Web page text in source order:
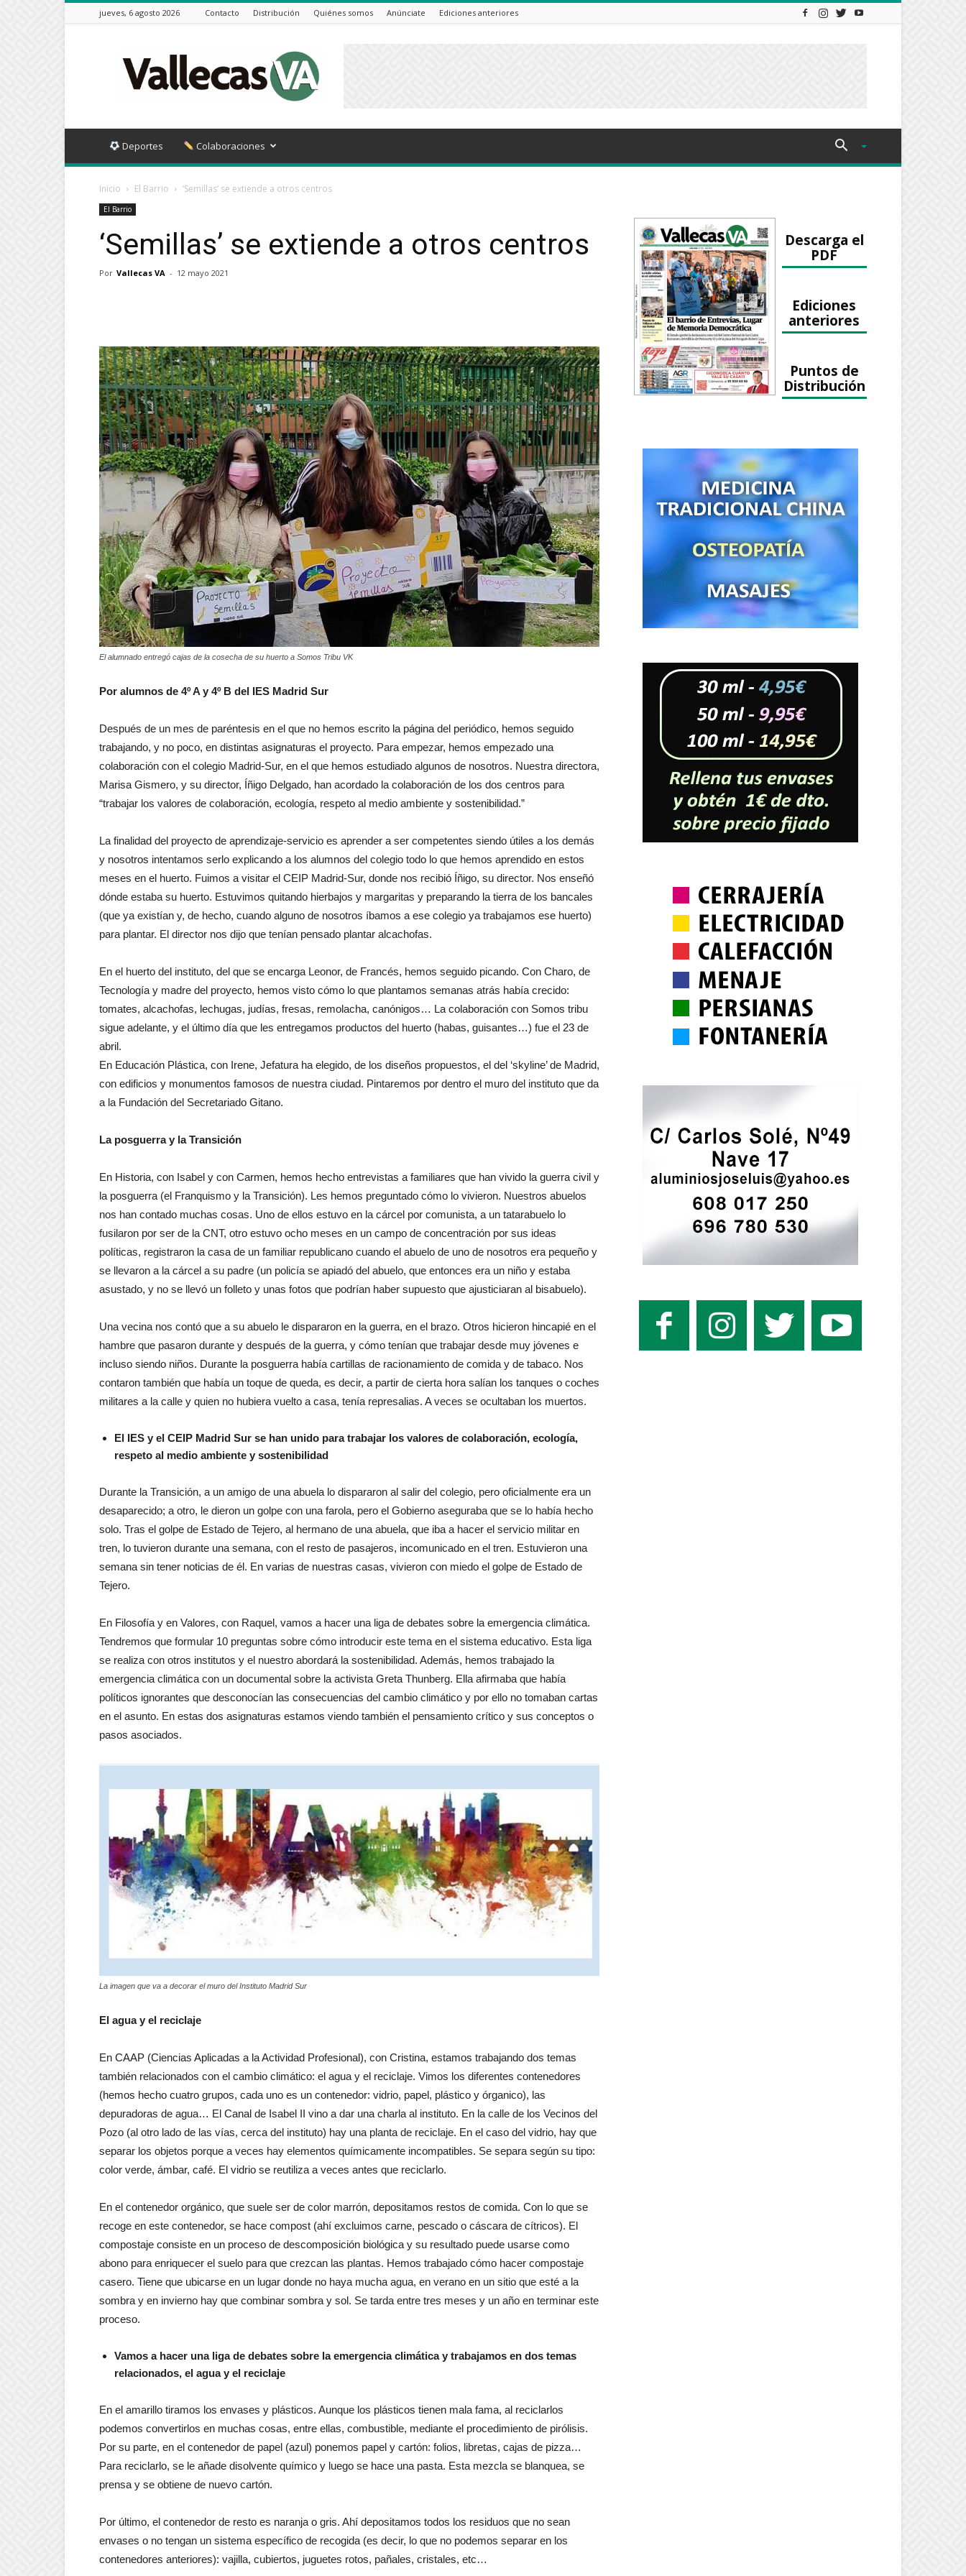
jueves, 6 agosto 2026 Contacto Distribución Quiénes somos Anúnciate Ediciones anteriores
VA
Deportes Colaboraciones
Inicio El Barrio ‘Semillas’ se extiende a otros centros
El Barrio
‘Semillas’ se extiende a otros centros
Por Vallecas VA - 12 mayo 2021
El alumnado entregó cajas de la cosecha de su huerto a Somos Tribu VK
Por alumnos de 4º A y 4º B del IES Madrid Sur
Después de un mes de paréntesis en el que no hemos escrito la página del periódico, hemos seguido
trabajando, y no poco, en distintas asignaturas el proyecto. Para empezar, hemos empezado una
colaboración con el colegio Madrid-Sur, en el que hemos estudiado algunos de nosotros. Nuestra directora,
Marisa Gismero, y su director, Íñigo Delgado, han acordado la colaboración de los dos centros para
“trabajar los valores de colaboración, ecología, respeto al medio ambiente y sostenibilidad.”
La finalidad del proyecto de aprendizaje-servicio es aprender a ser competentes siendo útiles a los demás
y nosotros intentamos serlo explicando a los alumnos del colegio todo lo que hemos aprendido en estos
meses en el huerto. Fuimos a visitar el CEIP Madrid-Sur, donde nos recibió Íñigo, su director. Nos enseñó
dónde estaba su huerto. Estuvimos quitando hierbajos y margaritas y preparando la tierra de los bancales
(que ya existían y, de hecho, cuando alguno de nosotros íbamos a ese colegio ya trabajamos ese huerto)
para plantar. El director nos dijo que tenían pensado plantar alcachofas.
En el huerto del instituto, del que se encarga Leonor, de Francés, hemos seguido picando. Con Charo, de
Tecnología y madre del proyecto, hemos visto cómo lo que plantamos semanas atrás había crecido:
tomates, alcachofas, lechugas, judías, fresas, remolacha, canónigos… La colaboración con Somos tribu
sigue adelante, y el último día que les entregamos productos del huerto (habas, guisantes…) fue el 23 de
abril.
En Educación Plástica, con Irene, Jefatura ha elegido, de los diseños propuestos, el del ‘skyline’ de Madrid,
con edificios y monumentos famosos de nuestra ciudad. Pintaremos por dentro el muro del instituto que da
a la Fundación del Secretariado Gitano.
La posguerra y la Transición
En Historia, con Isabel y con Carmen, hemos hecho entrevistas a familiares que han vivido la guerra civil y
la posguerra (el Franquismo y la Transición). Les hemos preguntado cómo lo vivieron. Nuestros abuelos
nos han contado muchas cosas. Uno de ellos estuvo en la cárcel por comunista, a un tatarabuelo lo
fusilaron por ser de la CNT, otro estuvo ocho meses en un campo de concentración por sus ideas
políticas, registraron la casa de un familiar republicano cuando el abuelo de uno de nosotros era pequeño y
se llevaron a la cárcel a su padre (un policía se apiadó del abuelo, que entonces era un niño y estaba
asustado, y no se llevó un folleto y unas fotos que podrían haber supuesto que ajusticiaran al bisabuelo).
Una vecina nos contó que a su abuelo le dispararon en la guerra, en el brazo. Otros hicieron hincapié en el
hambre que pasaron durante y después de la guerra, y cómo tenían que trabajar desde muy jóvenes e
incluso siendo niños. Durante la posguerra había cartillas de racionamiento de comida y de tabaco. Nos
contaron también que había un toque de queda, es decir, a partir de cierta hora salían los tanques o coches
militares a la calle y quien no hubiera vuelto a casa, tenía represalias. A veces se ocultaban los muertos.
El IES y el CEIP Madrid Sur se han unido para trabajar los valores de colaboración, ecología,
respeto al medio ambiente y sostenibilidad
Durante la Transición, a un amigo de una abuela lo dispararon al salir del colegio, pero oficialmente era un
desaparecido; a otro, le dieron un golpe con una farola, pero el Gobierno aseguraba que se lo había hecho
solo. Tras el golpe de Estado de Tejero, al hermano de una abuela, que iba a hacer el servicio militar en
tren, lo tuvieron durante una semana, con el resto de pasajeros, incomunicado en el tren. Estuvieron una
semana sin tener noticias de él. En varias de nuestras casas, vivieron con miedo el golpe de Estado de
Tejero.
En Filosofía y en Valores, con Raquel, vamos a hacer una liga de debates sobre la emergencia climática.
Tendremos que formular 10 preguntas sobre cómo introducir este tema en el sistema educativo. Esta liga
se realiza con otros institutos y el nuestro abordará la sostenibilidad. Además, hemos trabajado la
emergencia climática con un documental sobre la activista Greta Thunberg. Ella afirmaba que había
políticos ignorantes que desconocían las consecuencias del cambio climático y por ello no tomaban cartas
en el asunto. En estas dos asignaturas estamos viendo también el pensamiento crítico y sus conceptos o
pasos asociados.
La imagen que va a decorar el muro del Instituto Madrid Sur
El agua y el reciclaje
En CAAP (Ciencias Aplicadas a la Actividad Profesional), con Cristina, estamos trabajando dos temas
también relacionados con el cambio climático: el agua y el reciclaje. Vimos los diferentes contenedores
(hemos hecho cuatro grupos, cada uno es un contenedor: vidrio, papel, plástico y órganico), las
depuradoras de agua… El Canal de Isabel II vino a dar una charla al instituto. En la calle de los Vecinos del
Pozo (al otro lado de las vías, cerca del instituto) hay una planta de reciclaje. En el caso del vidrio, hay que
separar los objetos porque a veces hay elementos químicamente incompatibles. Se separa según su tipo:
color verde, ámbar, café. El vidrio se reutiliza a veces antes que reciclarlo.
En el contenedor orgánico, que suele ser de color marrón, depositamos restos de comida. Con lo que se
recoge en este contenedor, se hace compost (ahí excluimos carne, pescado o cáscara de cítricos). El
compostaje consiste en un proceso de descomposición biológica y su resultado puede usarse como
abono para enriquecer el suelo para que crezcan las plantas. Hemos trabajado cómo hacer compostaje
casero. Tiene que ubicarse en un lugar donde no haya mucha agua, en verano en un sitio que esté a la
sombra y en invierno hay que combinar sombra y sol. Se tarda entre tres meses y un año en terminar este
proceso.
Vamos a hacer una liga de debates sobre la emergencia climática y trabajamos en dos temas
relacionados, el agua y el reciclaje
En el amarillo tiramos los envases y plásticos. Aunque los plásticos tienen mala fama, al reciclarlos
podemos convertirlos en muchas cosas, entre ellas, combustible, mediante el procedimiento de pirólisis.
Por su parte, en el contenedor de papel (azul) ponemos papel y cartón: folios, libretas, cajas de pizza…
Para reciclarlo, se le añade disolvente químico y luego se hace una pasta. Esta mezcla se blanquea, se
prensa y se obtiene de nuevo cartón.
Por último, el contenedor de resto es naranja o gris. Ahí depositamos todos los residuos que no sean
envases o no tengan un sistema específico de recogida (es decir, lo que no podemos separar en los
contenedores anteriores): vajilla, cubiertos, juguetes rotos, pañales, cristales, etc…
Descarga el
PDF
Ediciones
anteriores
Puntos de
Distribución